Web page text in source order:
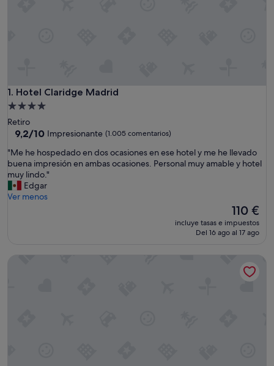
1. Hotel Claridge Madrid
Hotel Claridge Madrid
Alojamiento
de
4.0 estrellas
Retiro
9.2
10,
Impresionante,
(1.005 comentarios)
9,2/10 Impresionante (1.005 comentarios)
"
M
e
e
"Me he hospedado en dos ocasiones en ese hotel y me he llevado
buena impresión en ambas ocasiones. Personal muy amable y hotel
muy lindo."
Edgar
Ver menos
El
precio
actual
110 €
incluye tasas e impuestos
Del 16 ago al 17 ago